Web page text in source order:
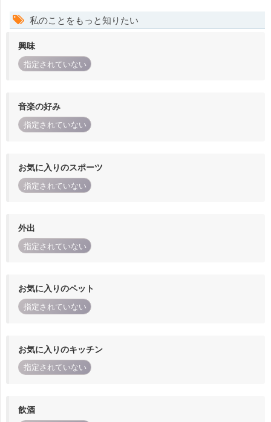
私のことをもっと知りたい
興味
指定されていない
音楽の好み
指定されていない
お気に入りのスポーツ
指定されていない
外出
指定されていない
お気に入りのペット
指定されていない
お気に入りのキッチン
指定されていない
飲酒